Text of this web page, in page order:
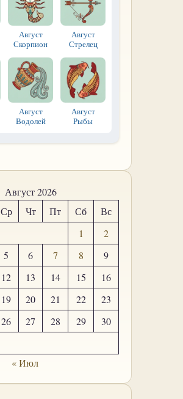
Август
Скорпион
Август
Стрелец
Август
Водолей
Август
Рыбы
Август 2026
Ср Чт Пт Сб
Вс
1
2
5 6 7 8
9
12 13 14 15
16
19 20 21 22
23
26 27 28 29
30
« Июл